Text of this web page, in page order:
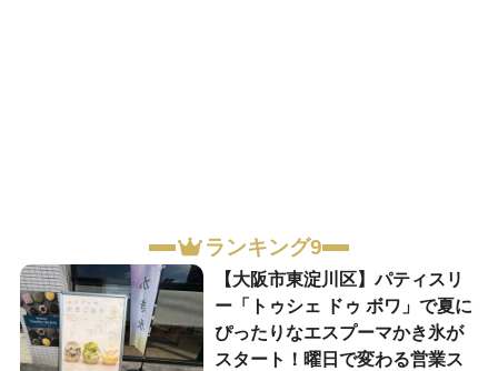
ランキング9
【大阪市東淀川区】パティスリ
ー「トゥシェ ドゥ ボワ」で夏に
ぴったりなエスプーマかき氷が
スタート！曜日で変わる営業ス